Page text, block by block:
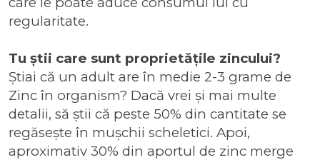
regularitate.
Tu știi care sunt proprietățile zincului?
Știai că un adult are în medie 2-3 grame de
Zinc în organism? Dacă vrei și mai multe
detalii, să știi că peste 50% din cantitate se
regăsește în mușchii scheletici. Apoi,
aproximativ 30% din aportul de zinc merge